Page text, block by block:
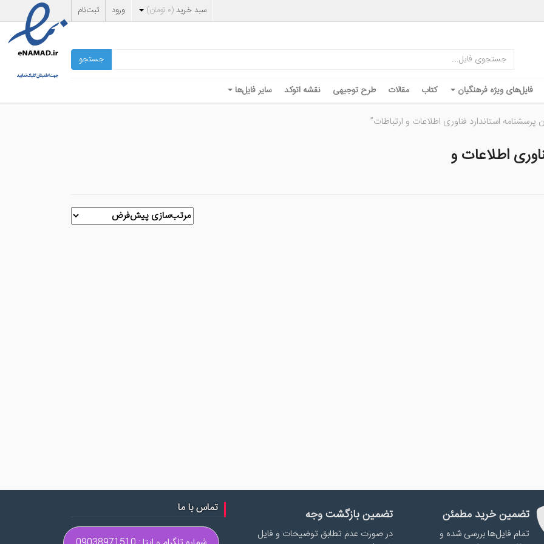
سبد خرید (۰ تومان) ورود ثبت‌نام
جستجو
فایل‌های ویژه فرهنگیان کتاب مقالات طرح توجیهی نقشه اتوکد سایر فایل‌ها
استاندارد فناوری اطلاعات و ارتباطات”
اطلاعات و
تضمین خرید مطمئن
تمام فایل‌ها بررسی شده و
تضمین بازگشت وجه
در صورت عدم تطابق توضیحات و فایل
تماس با ما